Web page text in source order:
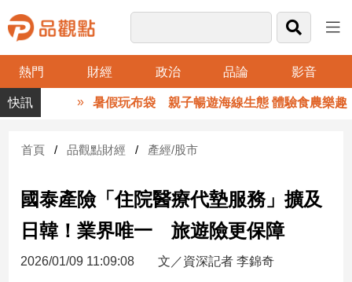
熱門 財經 政治 品論 影音
品
觀
財
台
財
新
暑假玩布袋 親子暢遊海線生態 體驗食農樂趣
首頁 品觀點財經 產經/股市
國泰產險「住院醫療代墊服務」擴及
日韓！業界唯一 旅遊險更保障
2026/01/09 11:09:08 文／資深記者 李錦奇